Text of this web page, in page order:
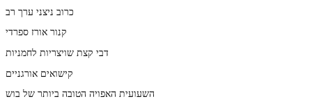
כרוב ניצני ערך רב
קנור אורז ספרדי
דבי קצת שויצריות לחמניות
קישואים אורגניים
השעועית האפויה הטובה ביותר של בוש